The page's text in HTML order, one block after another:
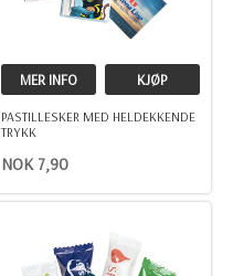
MER INFO KJØP
PASTILLESKER MED HELDEKKENDE
TRYKK
NOK 7,90